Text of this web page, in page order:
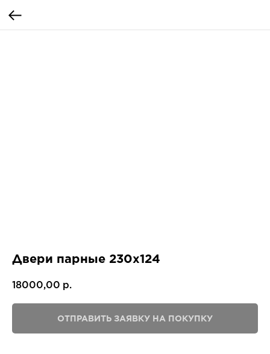
Двери парные 230x124
18000,00 р.
ОТПРАВИТЬ ЗАЯВКУ НА ПОКУПКУ